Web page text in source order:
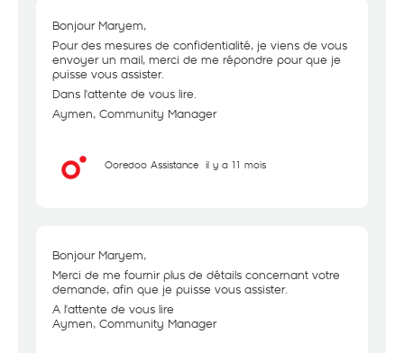
Bonjour Maryem,
Pour des mesures de confidentialité, je viens de vous
envoyer un mail, merci de me répondre pour que je
puisse vous assister.
Dans l'attente de vous lire.
Aymen, Community Manager
Ooredoo Assistance il y a 11 mois
Bonjour Maryem,
Merci de me fournir plus de détails concernant votre
demande, afin que je puisse vous assister.
A l'attente de vous lire
Aymen, Community Manager